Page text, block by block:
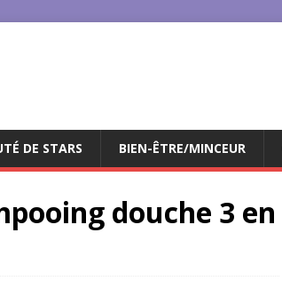
DE STARS BIEN-ÊTRE/MINCEUR
douche 3 en